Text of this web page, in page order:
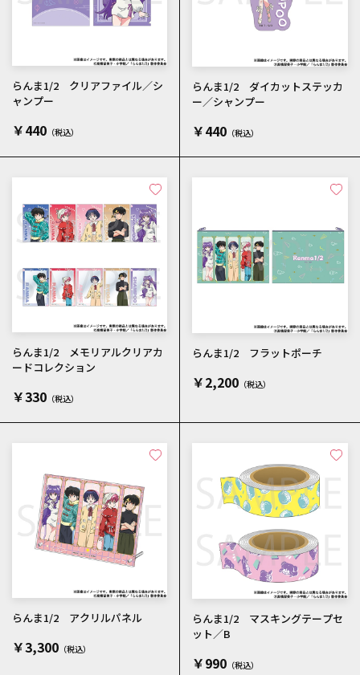
らんま1/2 クリアファイル／シ
ャンプー
￥440
らんま1/2 ダイカットステッカ
ー／シャンプー
￥440
らんま1/2 メモリアルクリアカ
ードコレクション
￥330
らんま1/2 フラットポーチ
￥2,200
らんま1/2 アクリルパネル
￥3,300
らんま1/2 マスキングテープセ
ット／B
￥990